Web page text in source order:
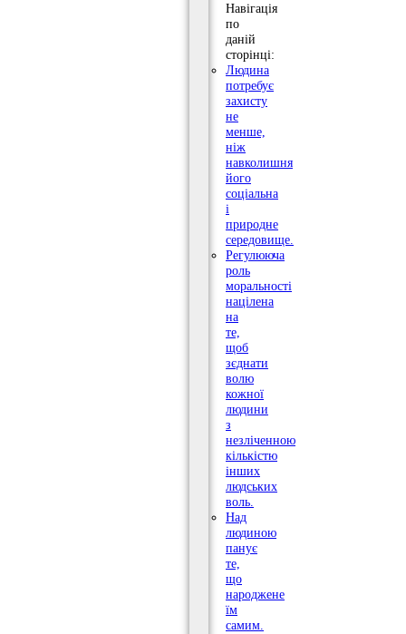
Навігація
по
даній
сторінці:
Людина
потребує
захисту
не
менше,
ніж
навколишня
його
соціальна
і
природне
середовище.
Регулююча
роль
моральності
націлена
на
те,
щоб
зєднати
волю
кожної
людини
з
незліченною
кількістю
інших
людських
воль.
Над
людиною
панує
те,
що
народжене
їм
самим.